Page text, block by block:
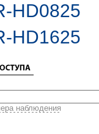
HD0825
HD1625
наблюдения